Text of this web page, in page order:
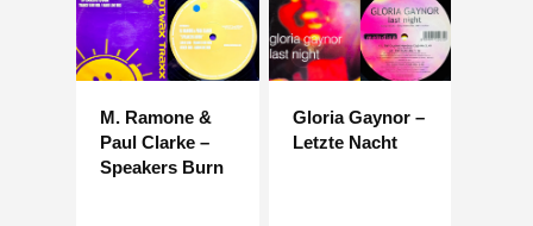
M. Ramone &
Paul Clarke –
Speakers Burn
Gloria Gaynor –
Letzte Nacht